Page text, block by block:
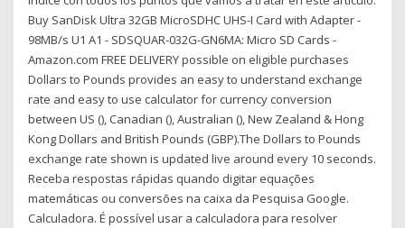
Buy SanDisk Ultra 32GB MicroSDHC UHS-I Card with Adapter -
98MB/s U1 A1 - SDSQUAR-032G-GN6MA: Micro SD Cards -
Amazon.com FREE DELIVERY possible on eligible purchases
Dollars to Pounds provides an easy to understand exchange
rate and easy to use calculator for currency conversion
between US (), Canadian (), Australian (), New Zealand & Hong
Kong Dollars and British Pounds (GBP).The Dollars to Pounds
exchange rate shown is updated live around every 10 seconds.
Receba respostas rápidas quando digitar equações
matemáticas ou conversões na caixa da Pesquisa Google.
Calculadora. É possível usar a calculadora para resolver